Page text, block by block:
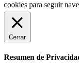
cookies para seguir
Cerrar
Resumen de